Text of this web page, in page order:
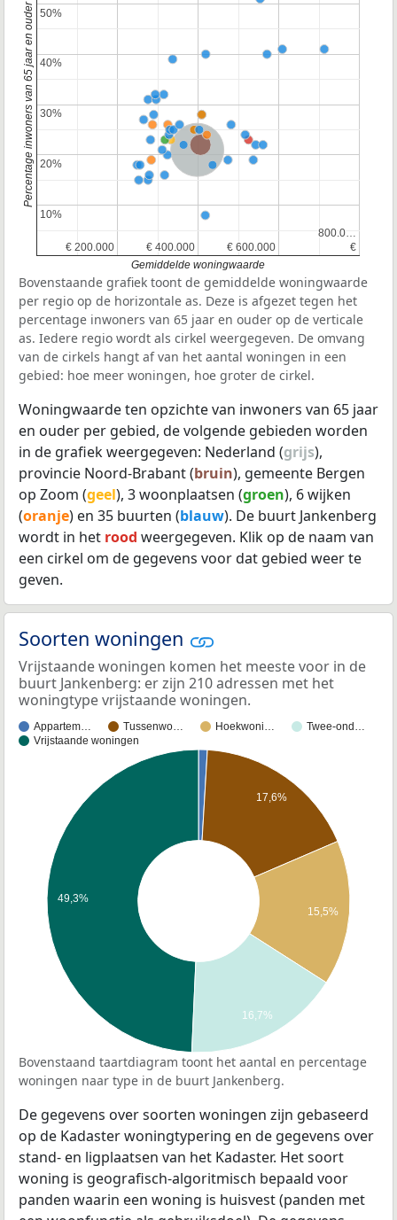
Nederland
Provincie Noord-Brabant
€ 200.000
€ 200.000 € 400.000
€ 400.000 € 600.000
€ 600.000 €
€
800.0…
800.0…
10%
10%
20%
20%
30%
30%
40%
40%
50%
50%
Gemiddelde woningwaarde
Percentage inwoners van 65 jaar en ouder
Bovenstaande grafiek toont de gemiddelde woningwaarde
per regio op de horizontale as. Deze is afgezet tegen het
percentage inwoners van 65 jaar en ouder op de verticale
as. Iedere regio wordt als cirkel weergegeven. De omvang
van de cirkels hangt af van het aantal woningen in een
gebied: hoe meer woningen, hoe groter de cirkel.
Woningwaarde ten opzichte van inwoners van 65 jaar
en ouder per gebied, de volgende gebieden worden
in de grafiek weergegeven: Nederland (grijs),
provincie Noord-Brabant (bruin), gemeente Bergen
op Zoom (geel), 3 woonplaatsen (groen), 6 wijken
(oranje) en 35 buurten (blauw). De buurt Jankenberg
wordt in het rood weergegeven. Klik op de naam van
een cirkel om de gegevens voor dat gebied weer te
geven.
Soorten woningen
Vrijstaande woningen komen het meeste voor in de
buurt Jankenberg: er zijn 210 adressen met het
woningtype vrijstaande woningen.
Appartem… Tussenwo… Hoekwoni…
Twee-ond…
Vrijstaande woningen
17,6%
15,5%
49,3%
16,7%
Bovenstaand taartdiagram toont het aantal en percentage
woningen naar type in de buurt Jankenberg.
De gegevens over soorten woningen zijn gebaseerd
op de Kadaster woningtypering en de gegevens over
stand- en ligplaatsen van het Kadaster. Het soort
woning is geografisch-algoritmisch bepaald voor
panden waarin een woning is huisvest (panden met